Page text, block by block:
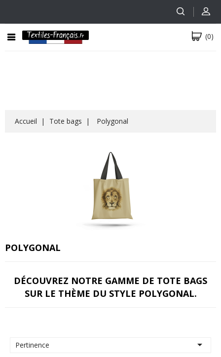
(0)
Accueil Tote bags Polygonal
POLYGONAL
DÉCOUVREZ NOTRE GAMME DE TOTE BAGS
SUR LE THÈME DU STYLE POLYGONAL.
Pertinence 